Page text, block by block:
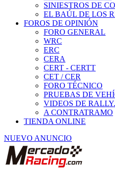
EL BAÚL DE LOS
FOROS DE OPINIÓN
FORO GENERAL
WRC
ERC
CERA
CERT - CERTT
CET / CER
FORO TÉCNICO
PRUEBAS DE
VIDEOS DE RALLY.
A CONTRATRAMO
TIENDA ONLINE
NUEVO ANUNCIO